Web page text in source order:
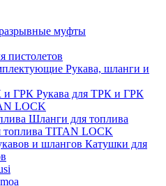
муфты
пистолетов
Рукава, шланги и
Рукава для ТРК и ГРК
LOCK
Шланги для топлива
TITAN LOCK
Катушки для